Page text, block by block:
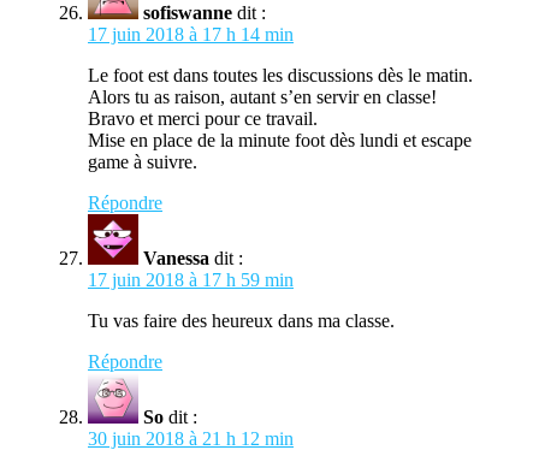
sofiswanne dit :
17 juin 2018 à 17 h 14 min
Le foot est dans toutes les discussions dès le matin.
Alors tu as raison, autant s’en servir en classe!
Bravo et merci pour ce travail.
Mise en place de la minute foot dès lundi et escape
game à suivre.
Répondre
Vanessa dit :
17 juin 2018 à 17 h 59 min
Tu vas faire des heureux dans ma classe.
Répondre
So dit :
30 juin 2018 à 21 h 12 min